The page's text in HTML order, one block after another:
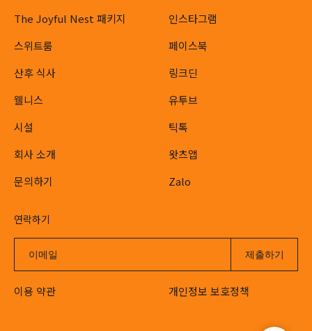
The Joyful Nest 패키지
스위트룸
산후 식사
웰니스
시설
회사 소개
문의하기
인스타그램
페이스북
링크딘
유투브
틱톡
왓츠앱
Zalo
연락하기
이용 약관 개인정보 보호정책